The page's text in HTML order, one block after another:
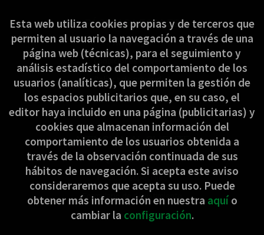
PÁGINAS LEGALES
Aviso legal
Condiciones de venta
Política de privacidad
Política de Cookies
ATENCIÓN AL CLIENTE
Quiénes somos
Pedidos especiales
Formulario de desistimiento
Esta web utiliza cookies propias y de terceros que
permiten al usuario la navegación a través de una
página web (técnicas), para el seguimiento y
análisis estadístico del comportamiento de los
usuarios (analíticas), que permiten la gestión de
los espacios publicitarios que, en su caso, el
editor haya incluido en una página (publicitarias) y
cookies que almacenan información del
comportamiento de los usuarios obtenida a
través de la observación continuada de sus
hábitos de navegación. Si acepta este aviso
consideraremos que acepta su uso. Puede
obtener más información en nuestra aquío
cambiar la configuración.